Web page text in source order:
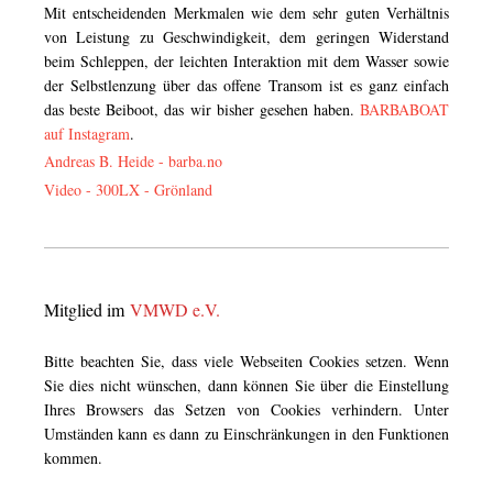
Mit entscheidenden Merkmalen wie dem sehr guten Verhältnis
von Leistung zu Geschwindigkeit, dem geringen Widerstand
beim Schleppen, der leichten Interaktion mit dem Wasser sowie
der Selbstlenzung über das offene Transom ist es ganz einfach
das beste Beiboot, das wir bisher gesehen haben. BARBABOAT
auf Instagram.
Andreas B. Heide - barba.no
Video - 300LX - Grönland
Mitglied im VMWD e.V.
Bitte beachten Sie, dass viele Webseiten Cookies setzen. Wenn
Sie dies nicht wünschen, dann können Sie über die Einstellung
Ihres Browsers das Setzen von Cookies verhindern. Unter
Umständen kann es dann zu Einschränkungen in den Funktionen
kommen.